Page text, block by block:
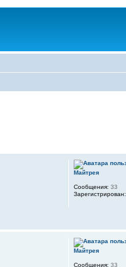
Майтрея
Сообщения: 33
Зарегистрирован:
Майтрея
Сообщения: 33